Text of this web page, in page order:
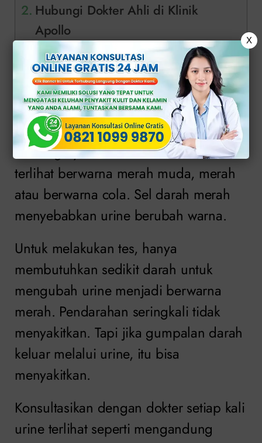
Hubungi Dokter Ahli di Klinik
Apollo
Ketahui Apa Saja
Gejala Kondisi Ini?
Kencing nyeri dan berdarah bisa
terlihat berwarna merah muda, merah
atau berwarna cola. Sel darah merah
menyebabkan urine berubah warna.
Untuk melakukan tes, hanya
membutuhkan sedikit darah untuk
mengubah urine menjadi berwarna
merah. Pendarahan seringkali tidak
menyakitkan. Tapi jika gumpalan darah
keluar melalui urine, itu bisa
menyakitkan.
Konsultasikan dengan dokter setiap kali
urine terlihat seperti mengandung
X